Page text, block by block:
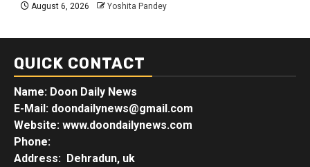
August 6, 2026 Yoshita Pandey
QUICK CONTACT
Name: Doon Daily News
E-Mail: doondailynews@gmail.com
Website: www.doondailynews.com
Phone:
Address: Dehradun, uk